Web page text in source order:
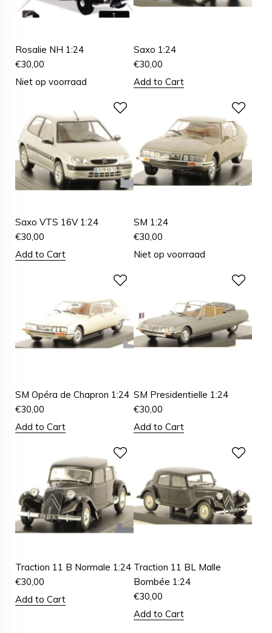
Rosalie NH 1:24
€30,00
Niet op voorraad
Saxo 1:24
€30,00
Add to Cart
Saxo VTS 16V 1:24
€30,00
Add to Cart
SM 1:24
€30,00
Niet op voorraad
SM Opéra de Chapron 1:24
€30,00
Add to Cart
SM Presidentielle 1:24
€30,00
Add to Cart
Traction 11 B Normale 1:24
€30,00
Add to Cart
Traction 11 BL Malle
Bombée 1:24
€30,00
Add to Cart